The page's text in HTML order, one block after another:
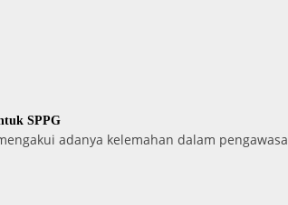
SPPG
adanya kelemahan dalam